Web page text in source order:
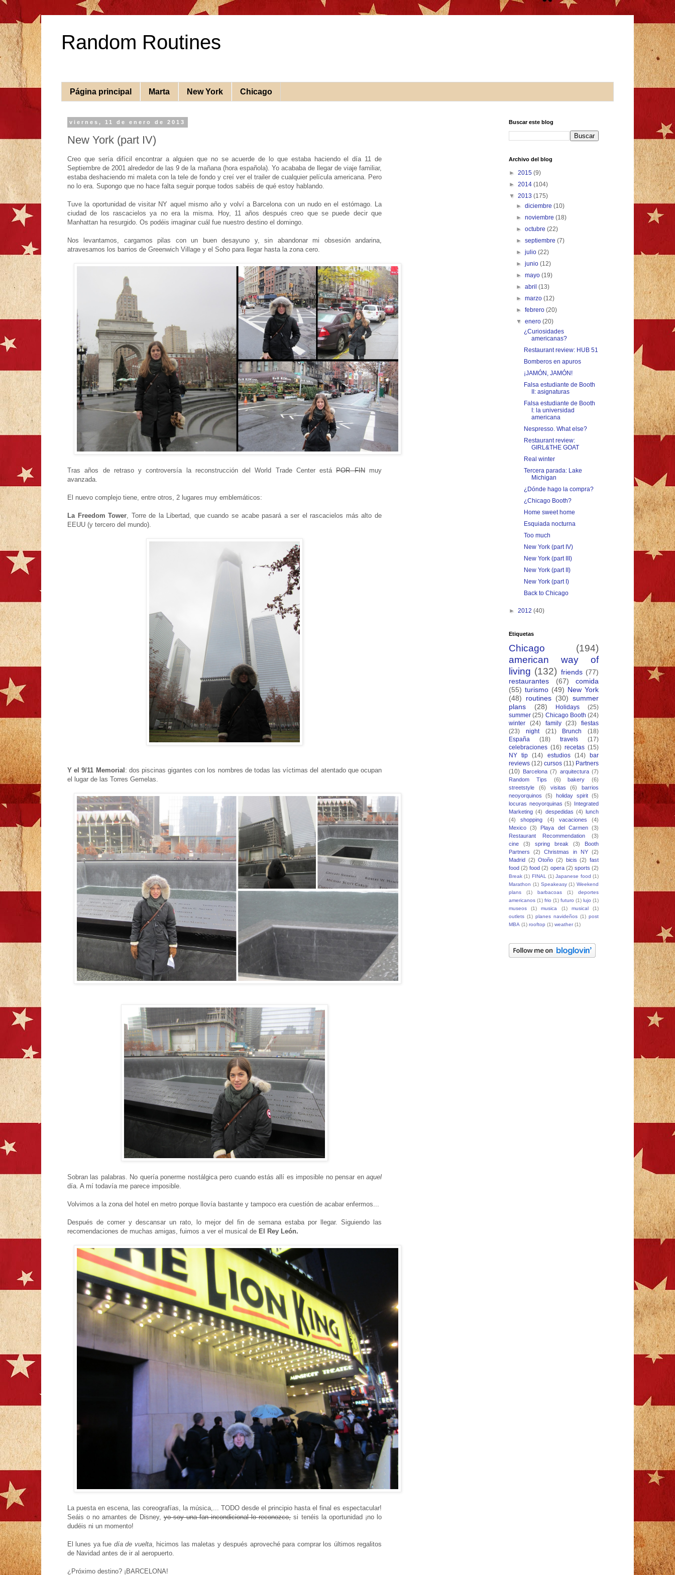
Random Routines
Página principal Marta New York Chicago
viernes, 11 de enero de 2013
New York (part IV)
Creo que sería difícil encontrar a alguien que no se acuerde de lo que estaba haciendo el día 11 de
Septiembre de 2001 alrededor de las 9 de la mañana (hora española). Yo acababa de llegar de viaje familiar,
estaba deshaciendo mi maleta con la tele de fondo y creí ver el trailer de cualquier película americana. Pero
no lo era. Supongo que no hace falta seguir porque todos sabéis de qué estoy hablando.
Tuve la oportunidad de visitar NY aquel mismo año y volví a Barcelona con un nudo en el estómago. La
ciudad de los rascacielos ya no era la misma. Hoy, 11 años después creo que se puede decir que
Manhattan ha resurgido. Os podéis imaginar cuál fue nuestro destino el domingo.
Nos levantamos, cargamos pilas con un buen desayuno y, sin abandonar mi obsesión andarina,
atravesamos los barrios de Greenwich Village y el Soho para llegar hasta la zona cero.
Tras años de retraso y controversía la reconstrucción del World Trade Center estáPOR FINmuy
avanzada.
El nuevo complejo tiene, entre otros, 2 lugares muy emblemáticos:
La Freedom Tower , Torre de la Libertad, que cuando se acabe pasará a ser el rascacielos más alto de
EEUU (y tercero del mundo).
Y el 9/11 Memorial : dos piscinas gigantes con los nombres de todas las víctimas del atentado que ocupan
el lugar de las Torres Gemelas.
Sobran las palabras. No quería ponerme nostálgica pero cuando estás allí es imposible no pensar en aquel
día. A mí todavía me parece imposible.
Volvimos a la zona del hotel en metro porque llovía bastante y tampoco era cuestión de acabar enfermos...
Después de comer y descansar un rato, lo mejor del fin de semana estaba por llegar. Siguiendo las
recomendaciones de muchas amigas, fuimos a ver el musical de El Rey León.
La puesta en escena, las coreografías, la música,... TODO desde el principio hasta el final es espectacular!
Seáis o no amantes de Disney,yo soy una fan incondicional lo reconozco,si tenéis la oportunidad ¡no lo
dudéis ni un momento!
El lunes ya fue día de vuelta, hicimos las maletas y después aproveché para comprar los últimos regalitos
de Navidad antes de ir al aeropuerto.
¿Próximo destino? ¡BARCELONA!
Buscar este blog
Archivo del blog
► 2015 (9)
► 2014 (104)
▼ 2013 (175)
►diciembre(10)
►noviembre(18)
►octubre(22)
►septiembre(7)
►julio(22)
►junio(12)
►mayo(19)
►abril(13)
►marzo(12)
►febrero(20)
▼enero(20)
¿Curiosidades
americanas?
Restaurant review: HUB 51
Bomberos en apuros
¡JAMÓN, JAMÓN!
Falsa estudiante de Booth
II: asignaturas
Falsa estudiante de Booth
I: la universidad
americana
Nespresso. What else?
Restaurant review:
GIRL&THE GOAT
Real winter
Tercera parada: Lake
Michigan
¿Dónde hago la compra?
¿Chicago Booth?
Home sweet home
Esquiada nocturna
Too much
New York (part IV)
New York (part III)
New York (part II)
New York (part I)
Back to Chicago
► 2012 (40)
Etiquetas
Chicago
(194)
american way of
living (132) friends (77)
restaurantes
(67)
comida
(55) turismo (49) New York
(48)
routines (30) summer
plans
(28) Holidays
(25)
summer (25) Chicago Booth (24)
winter
(24) family (23)
fiestas
(23)
night (21) Brunch
(18)
España
(18) travels
(17)
celebraciones (16) recetas (15)
NY tip
(14) estudios (14)
bar
reviews (12) cursos (11) Partners
(10) Barcelona (7) arquitectura (7)
Random Tips
(6) bakery
(6)
streetstyle
(6) visitas (6)
barrios
neoyorquinos
(5) holiday spirit (5)
locuras neoyorquinas (5) Integrated
Marketing (4) despedidas (4) lunch
(4)
shopping (4) vacaciones
(4)
Mexico
(3) Playa del Carmen
(3)
Restaurant Recommendation
(3)
cine
(3) spring break (3)
Booth
Partners
(2) Christmas in NY
(2)
Madrid (2) Otoño (2) bicis (2) fast
food (2) food (2) opera (2) sports (2)
Break (1) FINAL (1) Japanese food (1)
Marathon (1) Speakeasy (1) Weekend
plans
(1) barbacoas (1)
deportes
americanos (1) frio (1) futuro (1) lujo (1)
museos
(1) musica (1) musical
(1)
outlets (1) planes navideños (1) post
MBA (1) rooftop (1) weather (1)